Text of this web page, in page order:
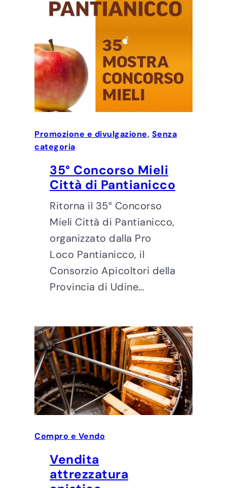
Promozione e divulgazione, Senza
categoria
35° Concorso Mieli
Città di Pantianicco
Ritorna il 35° Concorso
Mieli Città di Pantianicco,
organizzato dalla Pro
Loco Pantianicco, il
Consorzio Apicoltori della
Provincia di Udine…
Compro e Vendo
Vendita
attrezzatura